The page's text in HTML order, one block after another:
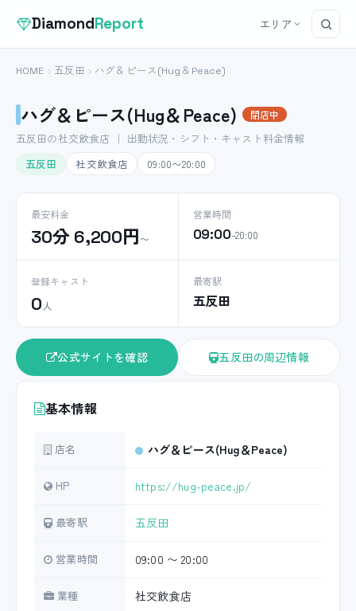
DiamondReport エリア
HOME 五反田 ハグ＆ピース(Hug＆Peace)
ハグ＆ピース(Hug＆Peace) 閉店中
五反田の社交飲食店 ｜ 出勤状況・シフト・キャスト料金情報
五反田
社交飲食店 09:00〜20:00
最安料金
30分 6,200円〜
営業時間
09:00–20:00
登録キャスト
0 人
最寄駅
五反田
公式サイトを確認 五反田の周辺情報
基本情報
店名 ハグ＆ピース(Hug＆Peace)
HP https://hug-peace.jp/
最寄駅 五反田
営業時間 09:00 〜 20:00
業種 社交飲食店